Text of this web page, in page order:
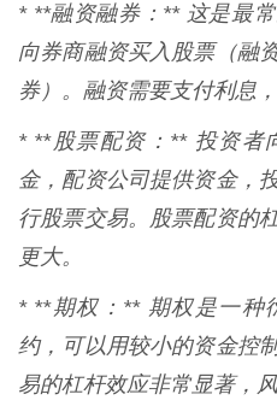
* **融资融券：** 这是最
向券商融资买入股票（融
券）。融资需要支付利息
* **股票配资：** 投资者
金，配资公司提供资金，
行股票交易。股票配资的
更大。
* **期权：** 期权是一种
约，可以用较小的资金控
易的杠杆效应非常显著，风